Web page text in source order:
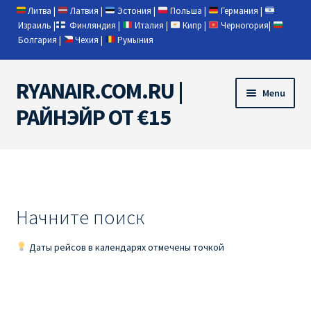
Литва | Латвия | Эстония | Польша | Германия |
Израиль | Финляндия | Италия | Кипр | Черногория|
Болгария | Чехия | Румыния
Skip
to
navigation
Skip
to
content
RYANAIR.COM.RU |
РАЙНЭЙР ОТ €15
Menu
RYANAIR PL ОТ € 9
Начните поиск
Даты рейсов в календарях отмечены точкой